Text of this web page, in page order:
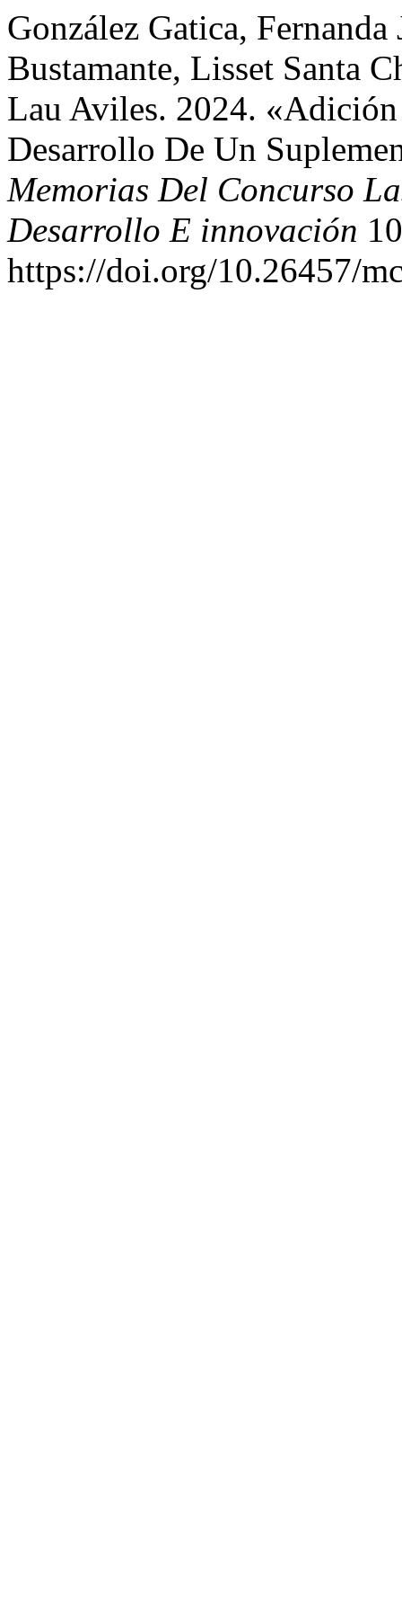
González Gatica,
Bustamante, Lisset Santa
Lau Aviles. 2024.
Desarrollo De Un
Memorias Del Concurso
Desarrollo E innovación
https://doi.org/10.26457/